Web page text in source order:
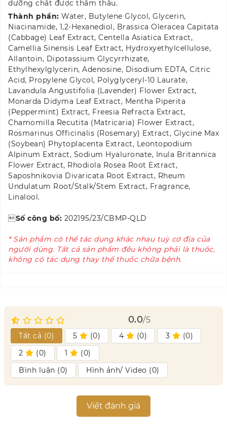
dưỡng chất được thẩm thấu.
Thành phần: Water, Butylene Glycol, Glycerin,
Niacinamide, 1,2-Hexanediol, Brassica Oleracea Capitata
(Cabbage) Leaf Extract, Centella Asiatica Extract,
Camellia Sinensis Leaf Extract, Hydroxyethylcellulose,
Allantoin, Dipotassium Glycyrrhizate,
Ethylhexylglycerin, Adenosine, Disodium EDTA, Citric
Acid, Propylene Glycol, Polyglyceryl-10 Laurate,
Lavandula Angustifolia (Lavender) Flower Extract,
Monarda Didyma Leaf Extract, Mentha Piperita
(Peppermint) Extract, Freesia Refracta Extract,
Chamomilla Recutita (Matricaria) Flower Extract,
Rosmarinus Officinalis (Rosemary) Extract, Glycine Max
(Soybean) Phytoplacenta Extract, Leontopodium
Alpinum Extract, Sodium Hyaluronate, Inula Britannica
Flower Extract, Rhodiola Rosea Root Extract,
Saposhnikovia Divaricata Root Extract, Rheum
Undulatum Root/​Stalk/​Stem Extract, Fragrance,
Linalool.
Số công bố: 202195/23/CBMP-QLD
* Sản phẩm có thể tác dụng khác nhau tuỳ cơ địa của
người dùng. Tất cả sản phẩm đều không phải là thuốc,
không có tác dụng thay thế thuốc chữa bệnh.
0.0/5
Tất cả (0) 5 (0) 4 (0) 3 (0)
2
(0) 1 (0)
Bình luận (0) Hình ảnh/ Video (0)
Viết đánh giá